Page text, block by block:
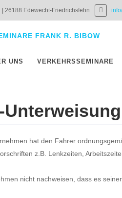
| 26188 Edewecht-Friedrichsfehn
UNS VERKEHRSSEMINARE
Unterweisung
hat den Fahrer
z.B. Lenkzeiten,
nicht nachweisen, dass es